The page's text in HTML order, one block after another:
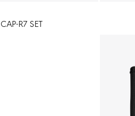
CAP-R7 SET